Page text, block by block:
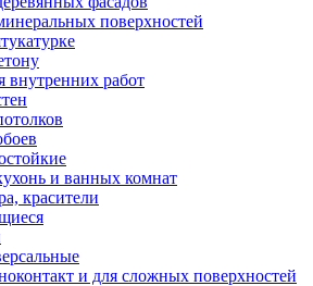
поверхностей
внутренних работ
и ванных комнат
красители
и для сложных поверхностей